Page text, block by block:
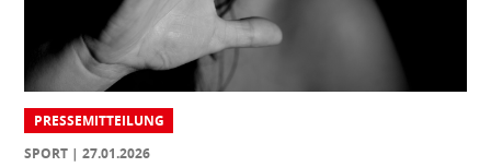
PRESSEMITTEILUNG
SPORT
27.01.2026